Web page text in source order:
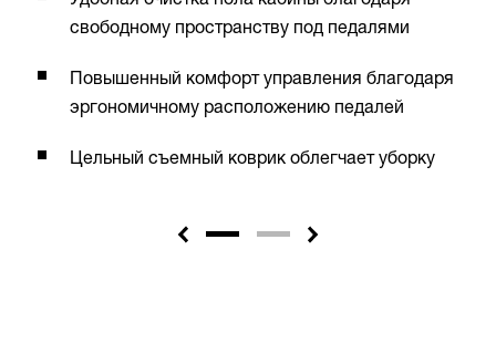
свободному пространству под педалями
Повышенный комфорт управления благодаря
эргономичному расположению педалей
Цельный съемный коврик облегчает уборку